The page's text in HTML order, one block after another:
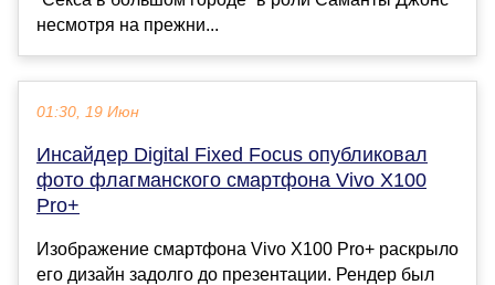
несмотря на прежни...
01:30, 19 Июн
Инсайдер Digital Fixed Focus опубликовал
фото флагманского смартфона Vivo X100
Pro+
Изображение смартфона Vivo X100 Pro+ раскрыло
его дизайн задолго до презентации. Рендер был